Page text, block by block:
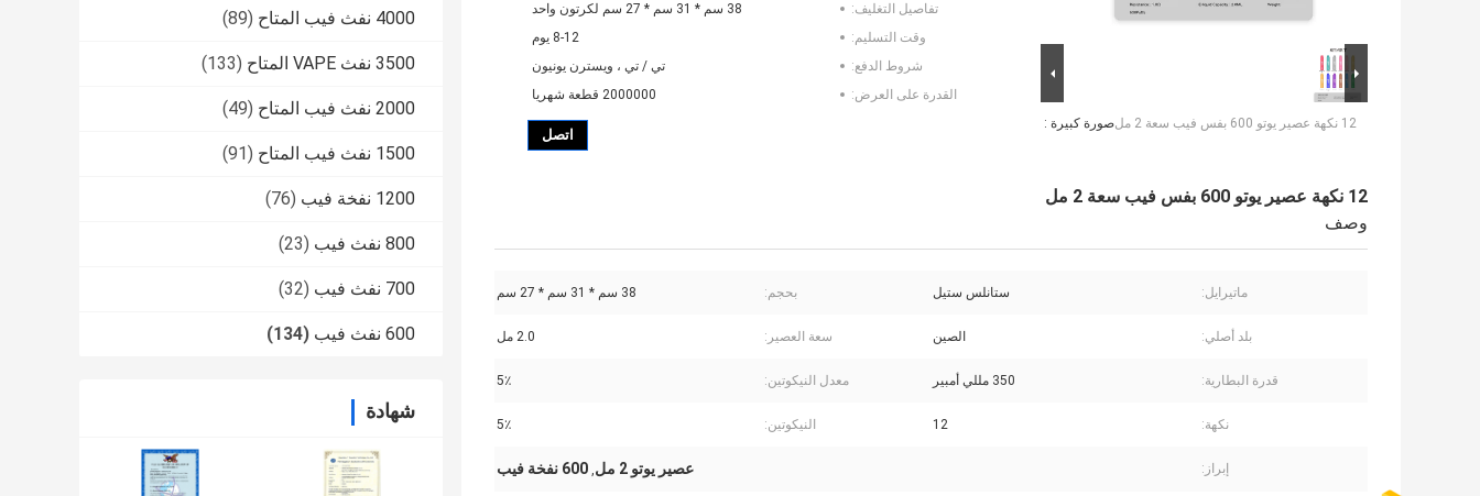
4000 نفث فيب المتاح (89)
3500 نفث VAPE المتاح (133)
2000 نفث فيب المتاح (49)
1500 نفث فيب المتاح (91)
1200 نفخة فيب (76)
800 نفث فيب (23)
700 نفث فيب (32)
600 نفث فيب (134)
شهادة
صورة كبيرة : 12 نكهة عصير يوتو 600 بفس فيب سعة 2 مل
تفاصيل التغليف:
38 سم * 31 سم * 27 سم لكرتون واحد
وقت التسليم:
8-12 يوم
شروط الدفع:
تي / تي ، ويسترن يونيون
القدرة على العرض:
2000000 قطعة شهريا
اتصل
12 نكهة عصير يوتو 600 بفس فيب سعة 2 مل
وصف
ماتيرايل: ستانلس ستيل بحجم: 38 سم * 31 سم * 27 سم
بلد أصلي: الصين سعة العصير: 2.0 مل
قدرة البطارية: 350 مللي أمبير معدل النيكوتين: 5٪
نكهة: 12 النيكوتين: 5٪
إبراز: عصير يوتو 2 مل , 600 نفخة فيب